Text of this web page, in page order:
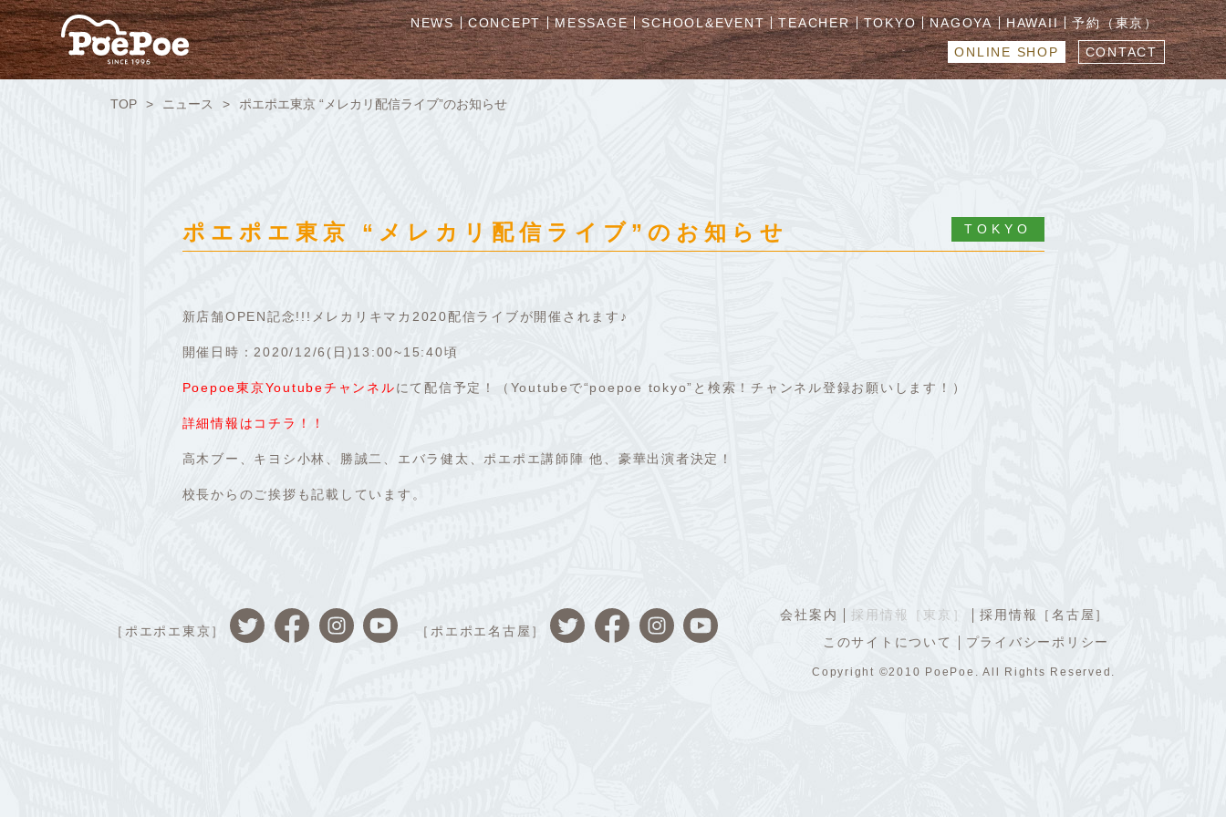
NEWS CONCEPT MESSAGE SCHOOL&EVENT TEACHER TOKYO NAGOYA HAWAII
予約（東京）
ONLINE SHOP
CONTACT
TOP ニュース ポエポエ東京 “メレカリ配信ライブ”のお知らせ
ポエポエ東京 “メレカリ配信ライブ”のお知らせ TOKYO
新店舗OPEN記念!!!メレカリキマカ2020配信ライブが開催されます♪
開催日時：2020/12/6(日)13:00~15:40頃
Poepoe東京Youtubeチャンネルにて配信予定！（Youtubeで“poepoe tokyo”と検索！チャンネル登録お願いします！）
詳細情報はコチラ！！
高木ブー、キヨシ小林、勝誠二、エバラ健太、ポエポエ講師陣 他、豪華出演者決定！
校長からのご挨拶も記載しています。
［ポエポエ東京］ ［ポエポエ名古屋］
会社案内 採用情報［東京］
採用情報［名古屋］
このサイトについて
プライバシーポリシー
Copyright ©2010 PoePoe. All Rights Reserved.